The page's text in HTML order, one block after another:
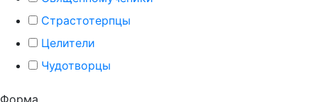
Страстотерпцы
Целители
Чудотворцы